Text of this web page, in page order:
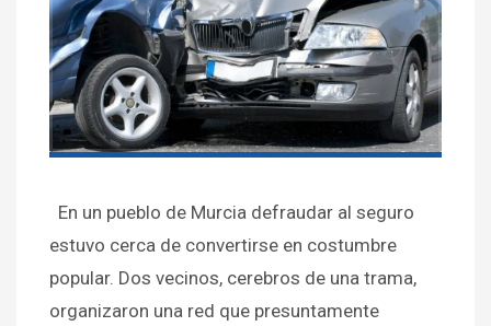
En un pueblo de Murcia defraudar al seguro
estuvo cerca de convertirse en costumbre
popular. Dos vecinos, cerebros de una trama,
organizaron una red que presuntamente